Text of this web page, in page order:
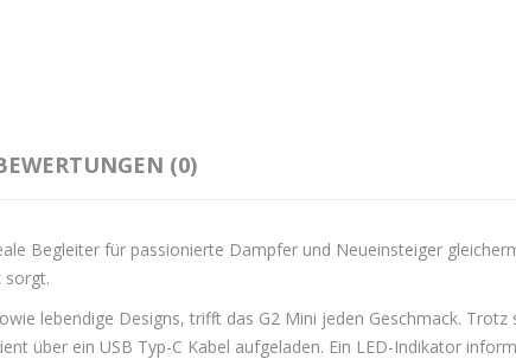
(0)
Begleiter für passionierte Dampfer und Neueinsteiger
sorgt.
lebendige Designs, trifft das G2 Mini jeden Geschmack. Trotz
über ein USB Typ-C Kabel aufgeladen. Ein LED-Indikator